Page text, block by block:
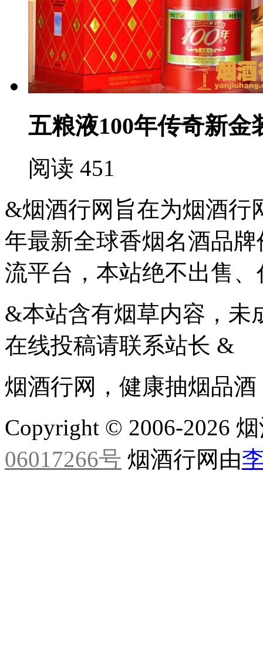
五粮液100年传奇新金
阅读 451
&烟酒行网旨在为烟酒行
年最新全球香烟名酒品
流平台，本站绝不出售
&本站含有烟草内容，未
在线投稿请联系站长 &
烟酒行网，健康抽烟品
Copyright © 2006-2026
06017266号 烟酒行网由